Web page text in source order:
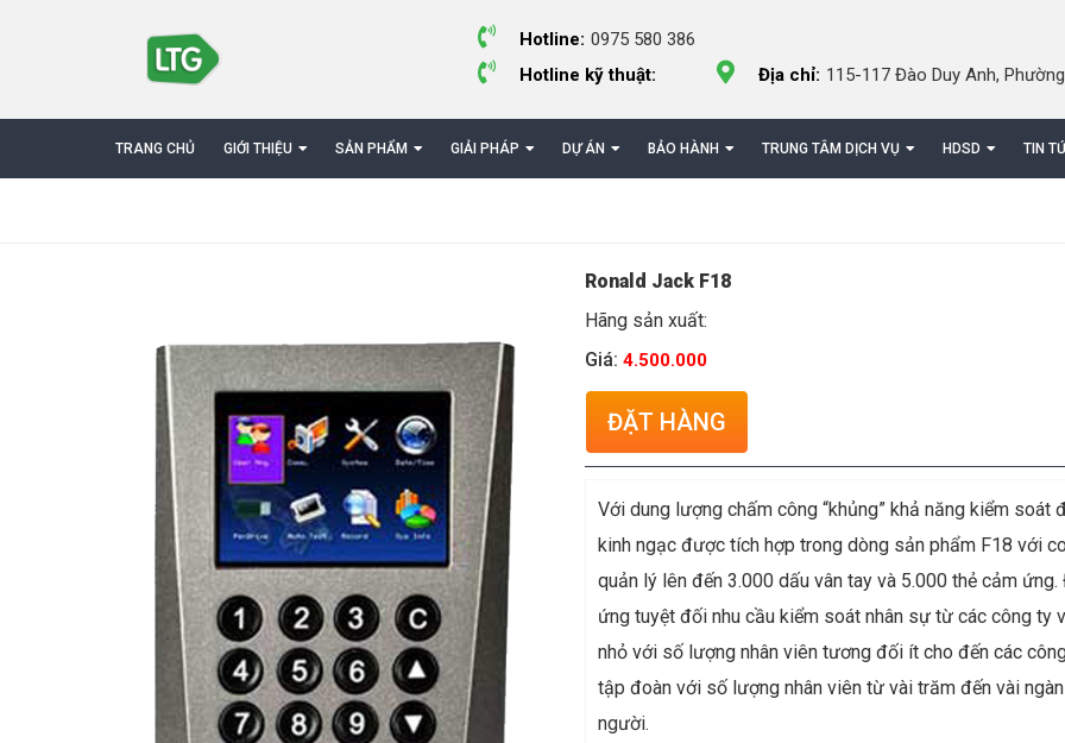
Hotline: 0975 580 386
Hotline kỹ thuật:
Địa chỉ: 115-117 Đào Duy Anh,
TRANG CHỦ GIỚI THIỆU SẢN PHẨM GIẢI PHÁP DỰ ÁN BẢO HÀNH TRUNG TÂM DỊCH VỤ HDSD TIN
Ronald Jack F18
Hãng sản xuất:
Giá: 4.500.000
ĐẶT HÀNG
Với dung lượng chấm công “khủng” khả năng kiểm soát
kinh ngạc được tích hợp trong dòng sản phẩm F18 với
quản lý lên đến 3.000 dấu vân tay và 5.000 thẻ cảm ứng.
ứng tuyệt đối nhu cầu kiểm soát nhân sự từ các công ty
nhỏ với số lượng nhân viên tương đối ít cho đến các
tập đoàn với số lượng nhân viên từ vài trăm đến vài ngàn
người.